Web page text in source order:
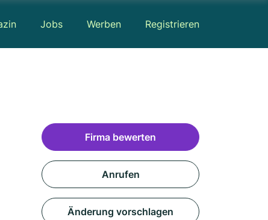
Jobs Werben Registrieren
Firma bewerten
Anrufen
Änderung vorschlagen